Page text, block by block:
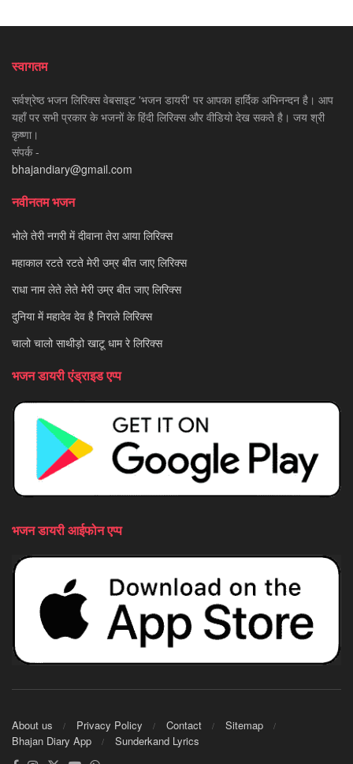
स्वागतम
सर्वश्रेष्ठ भजन लिरिक्स वेबसाइट 'भजन डायरी' पर आपका हार्दिक अभिनन्दन है। आप
यहाँ पर सभी प्रकार के भजनों के हिंदी लिरिक्स और वीडियो देख सकते है। जय श्री
कृष्णा।
संपर्क -
bhajandiary@gmail.com
नवीनतम भजन
भोले तेरी नगरी में दीवाना तेरा आया लिरिक्स
महाकाल रटते रटते मेरी उम्र बीत जाए लिरिक्स
राधा नाम लेते लेते मेरी उम्र बीत जाए लिरिक्स
दुनिया में महादेव देव है निराले लिरिक्स
चालो चालो साथीड़ो खाटू धाम रे लिरिक्स
भजन डायरी एंड्राइड एप्प
भजन डायरी आईफोन एप्प
About us Privacy Policy Contact
Sitemap
Bhajan Diary App
Sunderkand Lyrics